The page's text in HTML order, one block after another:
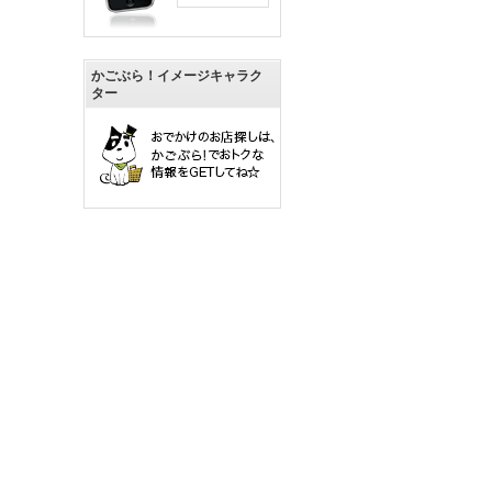
かごぶら！イメージキャラク
ター